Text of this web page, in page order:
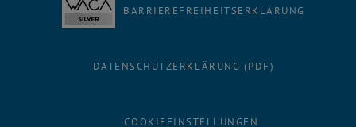
BARRIEREFREIHEITSERKLÄRUNG
DATENSCHUTZERKLÄRUNG (PDF)
COOKIEEINSTELLUNGEN